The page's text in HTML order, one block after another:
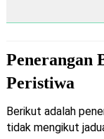
Penerangan
Peristiwa
Berikut adalah
tidak mengikut